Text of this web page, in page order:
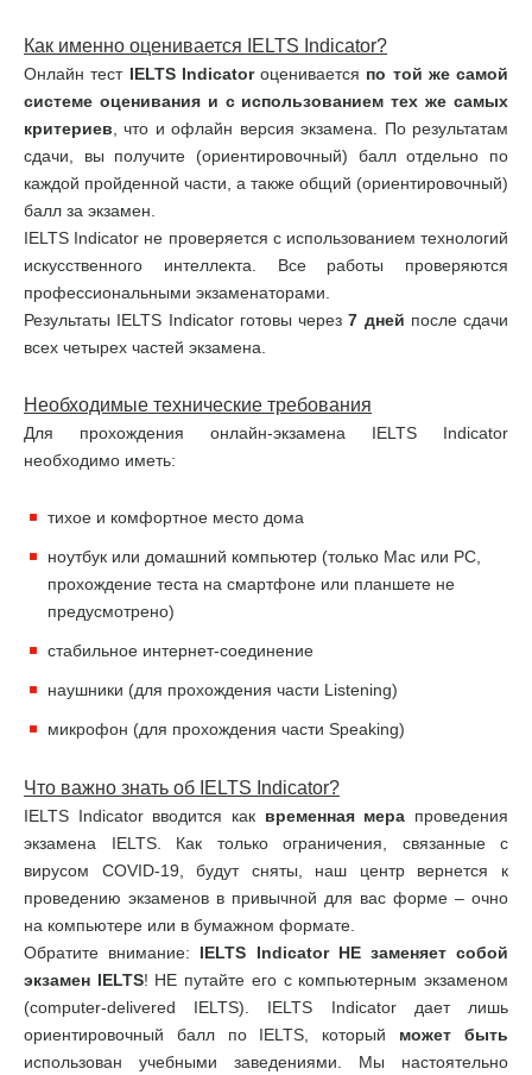
Как именно оценивается IELTS Indicator?
Онлайн тест IELTS Indicatorоценивается по той же самой
системе оценивания и с использованием тех же самых
критериев , что и офлайн версия экзамена. По результатам
сдачи, вы получите (ориентировочный) балл отдельно по
каждой пройденной части, а также общий (ориентировочный)
балл за экзамен.
IELTS Indicator не проверяется с использованием технологий
искусственного интеллекта. Все работы проверяются
профессиональными экзаменаторами.
Результаты IELTS Indicator готовы через7 дней после сдачи
всех четырех частей экзамена.
Необходимые технические требования
Для прохождения онлайн-экзамена IELTS Indicator
необходимо иметь:
тихое и комфортное место дома
ноутбук или домашний компьютер (только Mac или PC,
прохождение теста на смартфоне или планшете не
предусмотрено)
стабильное интернет-соединение
наушники (для прохождения части Listening)
микрофон (для прохождения части Speaking)
Что важно знать об IELTS Indicator?
IELTS Indicator вводится как временная мера проведения
экзамена IELTS. Как только ограничения, связанные с
вирусом COVID-19, будут сняты, наш центр вернется к
проведению экзаменов в привычной для вас форме – очно
на компьютере или в бумажном формате.
Обратите внимание: IELTS Indicator НЕ заменяет собой
экзамен IELTS! НЕ путайте его с компьютерным экзаменом
(computer-delivered IELTS). IELTS Indicator дает лишь
ориентировочный балл по IELTS, который может быть
использован учебными заведениями. Мы настоятельно